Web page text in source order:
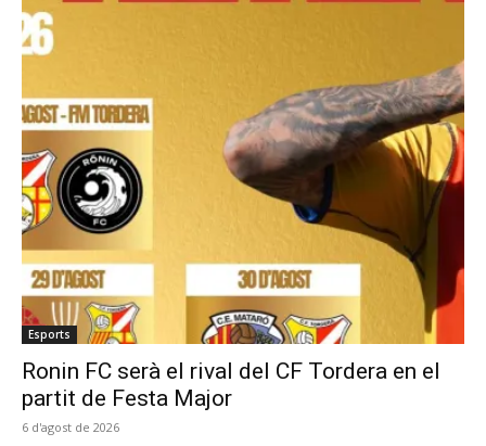
Esports
Ronin FC serà el rival del CF Tordera en el
partit de Festa Major
6 d'agost de 2026